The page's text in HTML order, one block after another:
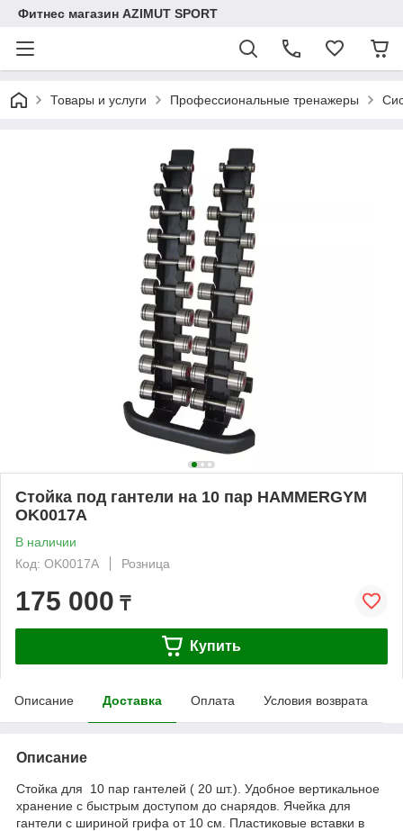
Фитнес магазин AZIMUT SPORT
Товары и услуги Профессиональные тренажеры
Стойка под гантели на 10 пар HAMMERGYM
OK0017A
В наличии
Код: OK0017A
Розница
175 000 ₸
Купить
Описание Доставка Оплата Условия возврата
Описание
Cтойка для 10 пар гантелей ( 20 шт.). Удобное вертикальное
хранение с быстрым доступом до снарядов. Ячейка для
гантели с шириной грифа от 10 см. Пластиковые вставки в